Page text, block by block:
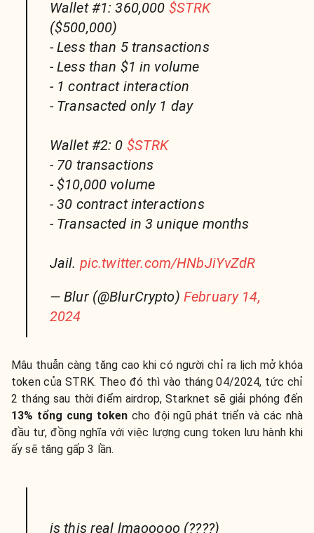
Wallet #1: 360,000 $STRK
($500,000)
- Less than 5 transactions
- Less than $1 in volume
- 1 contract interaction
- Transacted only 1 day
Wallet #2: 0 $STRK
- 70 transactions
- $10,000 volume
- 30 contract interactions
- Transacted in 3 unique months
Jail. pic.twitter.com/HNbJiYvZdR
— Blur (@BlurCrypto) February 14,
2024
Mâu thuẫn càng tăng cao khi có người chỉ ra lịch mở khóa
token của STRK. Theo đó thì vào tháng 04/2024, tức chỉ
2 tháng sau thời điểm airdrop, Starknet sẽ giải phóng đến
13% tổng cung token cho đội ngũ phát triển và các nhà
đầu tư, đồng nghĩa với việc lượng cung token lưu hành khi
ấy sẽ tăng gấp 3 lần.
is this real lmaooooo (????)